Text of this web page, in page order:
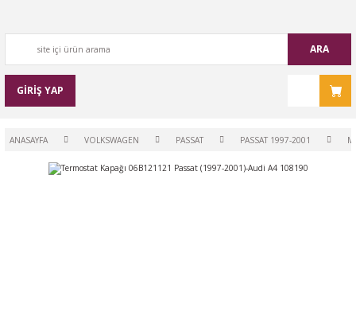
ARA
GİRİŞ YAP
ANASAYFA VOLKSWAGEN PASSAT PASSAT 1997-2001